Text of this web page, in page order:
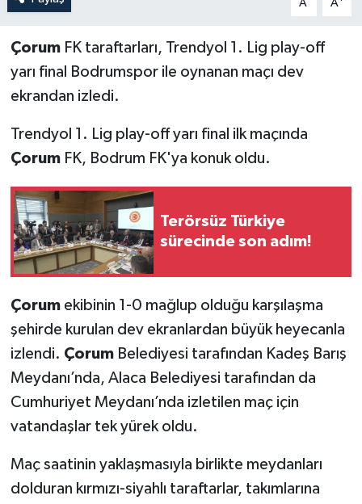
A A
ÇorumFK taraftarları, Trendyol 1. Lig play-off
yarı final Bodrumspor ile oynanan maçı dev
ekrandan izledi.
Trendyol 1. Lig play-off yarı final ilk maçında
ÇorumFK, Bodrum FK'ya konuk oldu.
Terörsüz Türkiye
sürecinde son adım!
Çorumekibinin 1-0 mağlup olduğu karşılaşma
şehirde kurulan dev ekranlardan büyük heyecanla
izlendi. ÇorumBelediyesi tarafından Kadeş Barış
Meydanı’nda, Alaca Belediyesi tarafından da
Cumhuriyet Meydanı’nda izletilen maç için
vatandaşlar tek yürek oldu.
Maç saatinin yaklaşmasıyla birlikte meydanları
dolduran kırmızı-siyahlı taraftarlar, takımlarına